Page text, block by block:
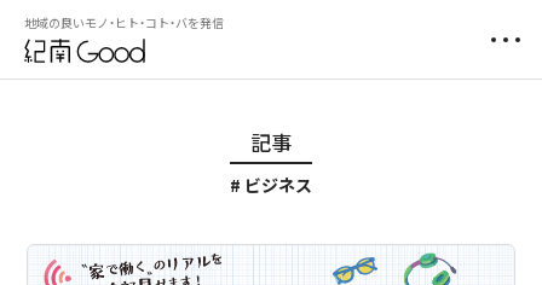
地域の良いモノ・ヒト・コト・バを発信
記事
ビジネス